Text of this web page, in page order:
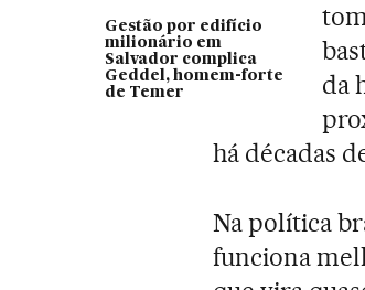
Gestão por edifício
milionário em
Salvador complica
Geddel, homem-forte
de Temer
da
há décadas
Na política
funciona